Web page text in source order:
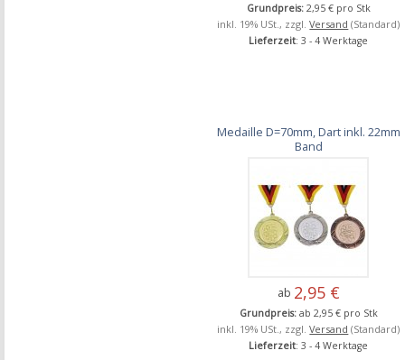
Grundpreis: 2,95 € pro Stk
inkl. 19% USt., zzgl.Versand (Standard)
Lieferzeit: 3 - 4 Werktage
Medaille D=70mm, Dart inkl. 22mm
Band
ab 2,95 €
Grundpreis: ab 2,95 € pro Stk
inkl. 19% USt., zzgl.Versand (Standard)
Lieferzeit: 3 - 4 Werktage